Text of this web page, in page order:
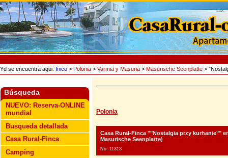
Yd se encuentra aqui: Inico > Polonia > Varmia y Masuria > Masurische Seenplatte >
Búsqueda
NUEVO: Reserva-ONLINE
mundial
Busqueda detallada
Casa Rural-Finca
Camping
Polonia
Casa Rural-Finca ""Nostalgia przy kurhanie""
Masurische Seenplatte)
No. 11313